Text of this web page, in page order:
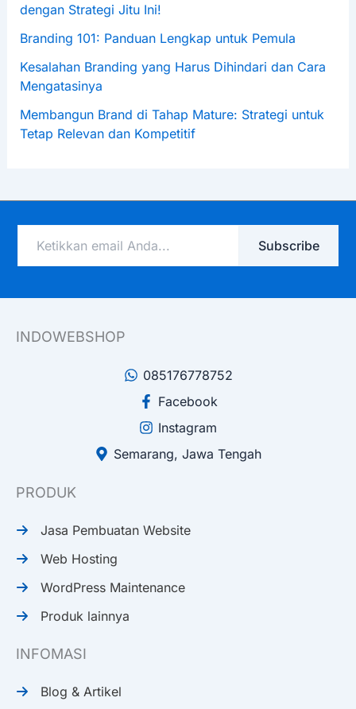
dengan Strategi Jitu Ini!
Branding 101: Panduan Lengkap untuk Pemula
Kesalahan Branding yang Harus Dihindari dan Cara
Mengatasinya
Membangun Brand di Tahap Mature: Strategi untuk
Tetap Relevan dan Kompetitif
email
Anda...
Subscribe
INDOWEBSHOP
085176778752
Facebook
Instagram
Semarang, Jawa Tengah
PRODUK
Jasa Pembuatan Website
Web Hosting
WordPress Maintenance
Produk lainnya
INFOMASI
Blog & Artikel